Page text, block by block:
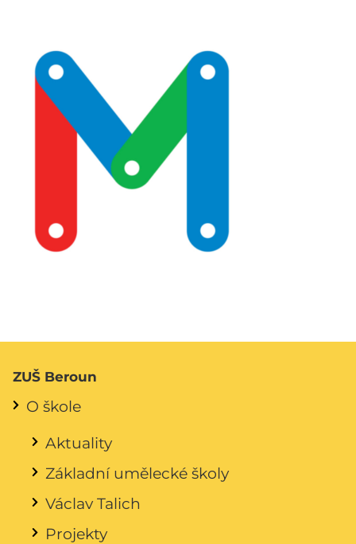
ZUŠ Beroun
O škole
Aktuality
Základní umělecké školy
Václav Talich
Projekty